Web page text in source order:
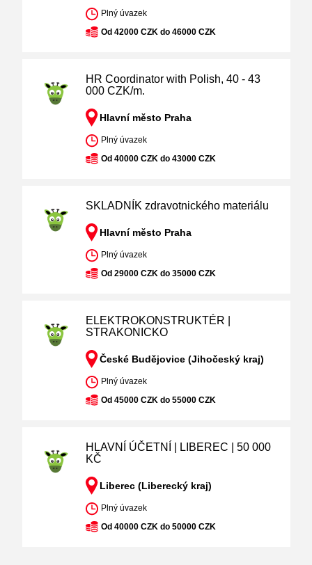
Plný úvazek
Od 42000 CZK do 46000 CZK
HR Coordinator with Polish, 40 - 43
000 CZK/m.
Hlavní město Praha
Plný úvazek
Od 40000 CZK do 43000 CZK
SKLADNÍK zdravotnického materiálu
Hlavní město Praha
Plný úvazek
Od 29000 CZK do 35000 CZK
ELEKTROKONSTRUKTÉR |
STRAKONICKO
České Budějovice (Jihočeský kraj)
Plný úvazek
Od 45000 CZK do 55000 CZK
HLAVNÍ ÚČETNÍ | LIBEREC | 50 000
KČ
Liberec (Liberecký kraj)
Plný úvazek
Od 40000 CZK do 50000 CZK